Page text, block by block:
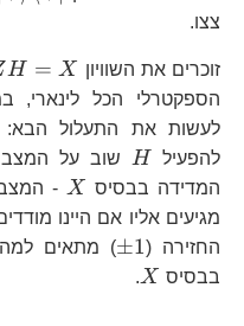
\right|
צצו.
זוכרים את השוויון H = X
הספקטרלי הכל לינארי,
X
לעשות את התעלול הבא:
H Z
להפעיל
H שוב על המצב
המדידה בבסיס X - המצב
מגיעים אליו אם היינו
X
החזירה (
±1
) מתאים למה
בבסיס X
.